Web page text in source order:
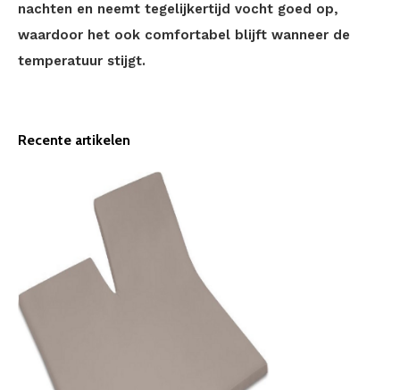
nachten en neemt tegelijkertijd vocht goed op,
waardoor het ook comfortabel blijft wanneer de
temperatuur stijgt.
Recente artikelen